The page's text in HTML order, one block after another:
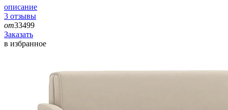
описание
3 отзывы
от33499
Заказать
в избранное